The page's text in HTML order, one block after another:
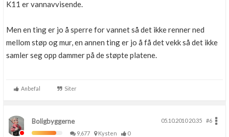
K11 er vannavvisende.
Men en ting er jo å sperre for vannet så det ikke renner ned
mellom støp og mur, en annen ting er jo å få det vekk så det ikke
samler seg opp dammer på de støpte platene.
Anbefal Siter
Boligbyggerne 05.10.2010 20.35
#6
9,677
Kysten 0